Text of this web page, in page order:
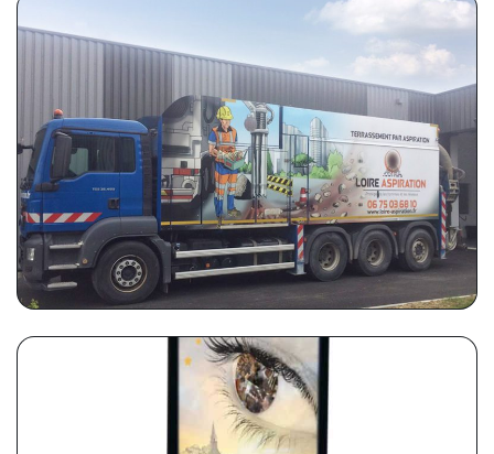
LOIRE ASPIRATION
Marquage camion